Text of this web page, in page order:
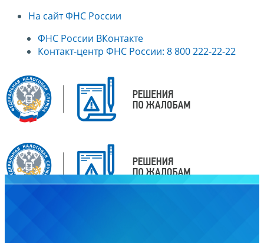
На сайт ФНС России
ФНС России ВКонтакте
Контакт-центр ФНС России: 8 800 222-22-22